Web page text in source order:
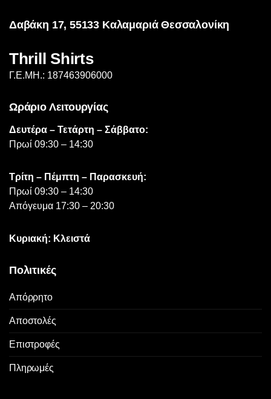
Δαβάκη 17, 55133 Καλαμαριά Θεσσαλονίκη
Thrill Shirts
Γ.Ε.ΜΗ.: 187463906000
Ωράριο Λειτουργίας
Δευτέρα – Τετάρτη – Σάββατο:
Πρωί 09:30 – 14:30
Τρίτη – Πέμπτη – Παρασκευή:
Πρωί 09:30 – 14:30
Απόγευμα 17:30 – 20:30
Κυριακή: Κλειστά
Πολιτικές
Απόρρητο
Αποστολές
Επιστροφές
Πληρωμές